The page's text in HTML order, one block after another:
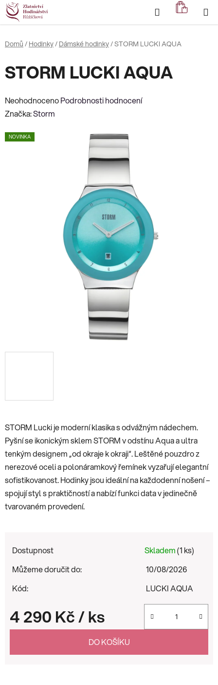
Přejít
na
obsah
Hledat
KOŠÍK
Domů / Hodinky/ Dámské hodinky/STORM LUCKI AQUA
STORM Lucki je moderní klasika s odvážným nádechem.
Pyšní se ikonickým sklem STORM v odstínu Aqua a ultra
tenkým designem „od okraje k okraji“. Leštěné pouzdro z
nerezové oceli a polonáramkový řemínek vyzařují elegantní
sofistikovanost. Hodinky jsou ideální na každodenní nošení –
spojují styl s praktičností a nabízí funkci data v jedinečně
tvarovaném provedení.
Dostupnost Skladem(1 ks)
Můžeme doručit do:
10/08/2026
Kód:
LUCKI AQUA
4 290 Kč/ ks
Měrná cena:
DO KOŠÍKU
STORM LUCKI AQUA
Průměrné
hodnocení
je
NeohodnocenoPodrobnosti hodnocení
Značka:Storm
NOVINKA